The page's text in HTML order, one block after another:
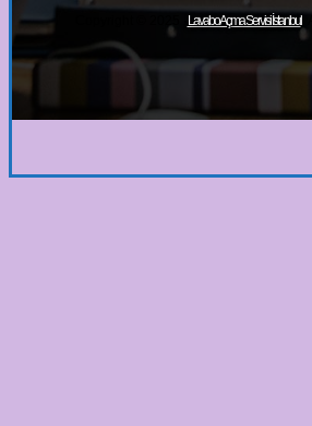
Lavabo Açma Servisi İstanbul·